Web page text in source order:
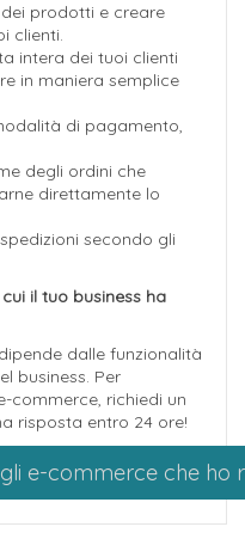
prodotti e creare
clienti.
intera dei tuoi clienti
in maniera semplice
di pagamento,
degli ordini che
direttamente lo
secondo gli
il tuo business ha
dalle funzionalità
business. Per
commerce, richiedi un
risposta entro 24 ore!
e-commerce che ho